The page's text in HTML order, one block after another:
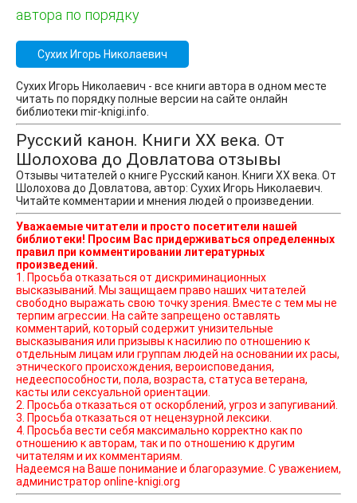
автора по порядку
Сухих Игорь Николаевич
Сухих Игорь Николаевич - все книги автора в одном месте
читать по порядку полные версии на сайте онлайн
библиотеки mir-knigi.info.
Русский канон. Книги ХХ века. От
Шолохова до Довлатова отзывы
Отзывы читателей о книге Русский канон. Книги ХХ века. От
Шолохова до Довлатова, автор: Сухих Игорь Николаевич.
Читайте комментарии и мнения людей о произведении.
Уважаемые читатели и просто посетители нашей
библиотеки! Просим Вас придерживаться определенных
правил при комментировании литературных
произведений.
1. Просьба отказаться от дискриминационных
высказываний. Мы защищаем право наших читателей
свободно выражать свою точку зрения. Вместе с тем мы не
терпим агрессии. На сайте запрещено оставлять
комментарий, который содержит унизительные
высказывания или призывы к насилию по отношению к
отдельным лицам или группам людей на основании их расы,
этнического происхождения, вероисповедания,
недееспособности, пола, возраста, статуса ветерана,
касты или сексуальной ориентации.
2. Просьба отказаться от оскорблений, угроз и запугиваний.
3. Просьба отказаться от нецензурной лексики.
4. Просьба вести себя максимально корректно как по
отношению к авторам, так и по отношению к другим
читателям и их комментариям.
Надеемся на Ваше понимание и благоразумие. С уважением,
администратор online-knigi.org